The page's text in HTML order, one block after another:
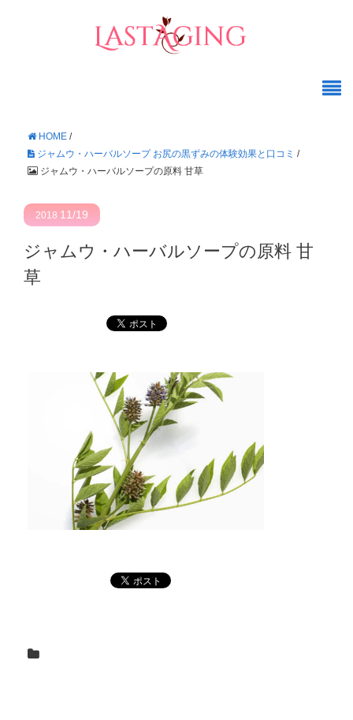
HOME /
ジャムウ・ハーバルソープ お尻の黒ずみの体験効果と口コミ /
ジャムウ・ハーバルソープの原料 甘草
2018 11/19
ジャムウ・ハーバルソープの原料 甘
草